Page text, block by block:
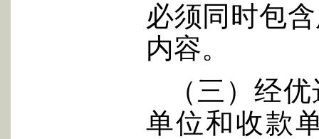
必须同时包
内容。
（三）经
单位和收款